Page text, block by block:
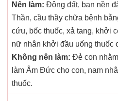
Nên làm: Động đất, ban nền
Thần, cầu thầy chữa bệnh
cứu, bốc thuốc, xả tang, khởi
nữ nhân khởi đầu uống thuốc
Không nên làm: Đẻ con
làm Âm Đức cho con, nam
thuốc.